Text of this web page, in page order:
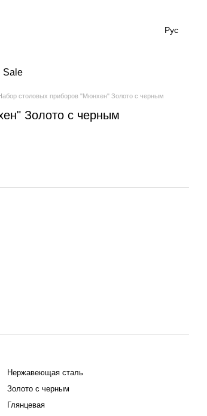
Рус
Sale
столовых приборов "Мюнхен" Золото с черным
Золото с черным
Нержавеющая сталь
Золото с черным
Глянцевая